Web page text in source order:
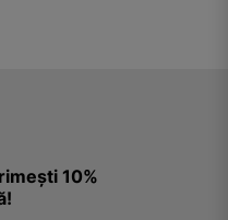
10%